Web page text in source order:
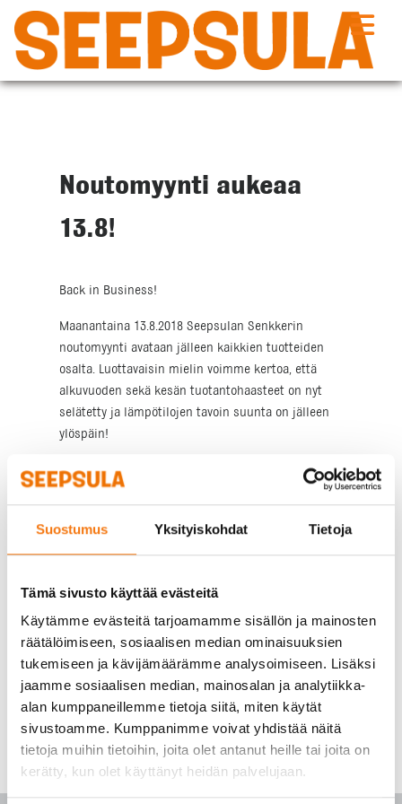
Suostumus Yksityiskohdat Tietoja
Tämä sivusto käyttää evästeitä
Käytämme evästeitä tarjoamamme sisällön ja mainosten
räätälöimiseen, sosiaalisen median ominaisuuksien
tukemiseen ja kävijämäärämme analysoimiseen. Lisäksi
jaamme sosiaalisen median, mainosalan ja analytiikka-
alan kumppaneillemme tietoja siitä, miten käytät
sivustoamme. Kumppanimme voivat yhdistää näitä
tietoja muihin tietoihin, joita olet antanut heille tai joita on
kerätty, kun olet käyttänyt heidän palvelujaan.
Siirry
sisältöön
Noutomyynti aukeaa
13.8!
Back in Business!
Maanantaina 13.8.2018 Seepsulan Senkkerin
noutomyynti avataan jälleen kaikkien tuotteiden
osalta. Luottavaisin mielin voimme kertoa, että
alkuvuoden sekä kesän tuotantohaasteet on nyt
selätetty ja lämpötilojen tavoin suunta on jälleen
ylöspäin!
Pahoittelemme edelleen tilanteen aiheuttamaa
vaivaa. Seepsula kehittää toimintaansa ja
Seepsulan väki